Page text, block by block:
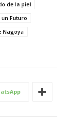
de la piel
Futuro
Nagoya